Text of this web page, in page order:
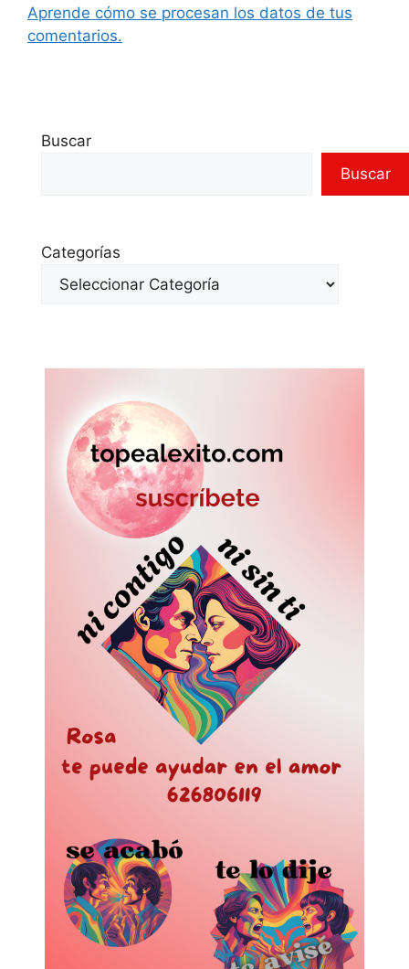
Aprende cómo se procesan los datos de tus
comentarios.
Buscar
Buscar
Categorías